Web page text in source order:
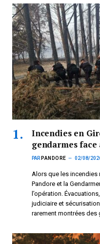
Incendies en
gendarmes
PAR PANDORE 02/08/
Alors que les incendies
Pandore et la
l’opération.
judiciaire et
rarement montrées des